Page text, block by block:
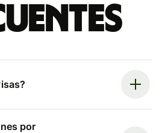
por